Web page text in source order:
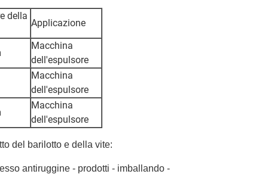
della
Applicazione
Macchina
dell'espulsore
Macchina
dell'espulsore
Macchina
dell'espulsore
del barilotto e della vite:
antiruggine - prodotti - imballando -